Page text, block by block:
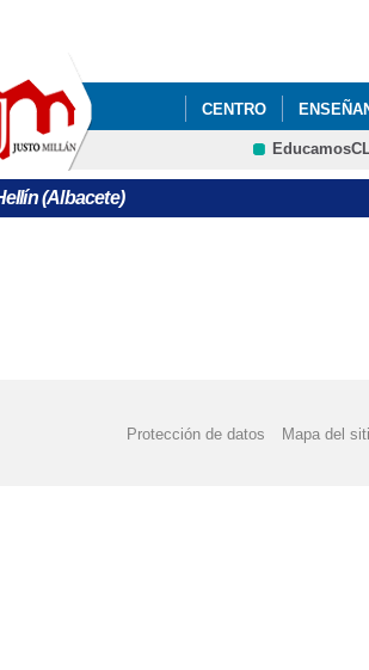
CENTRO
ENLACES
(Albacete)
usted aquí
Protección de datos Mapa del